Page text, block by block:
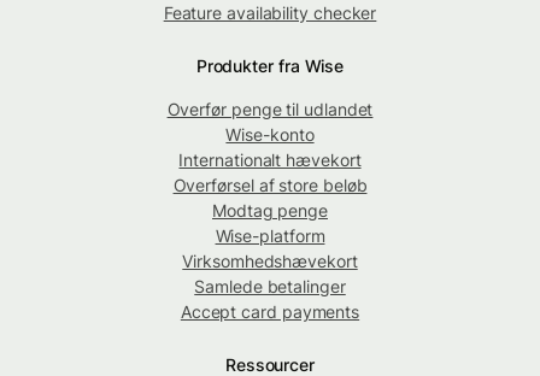
Feature availability checker
Produkter fra Wise
Overfør penge til udlandet
Wise-konto
Internationalt hævekort
Overførsel af store beløb
Modtag penge
Wise-platform
Virksomhedshævekort
Samlede betalinger
Accept card payments
Ressourcer